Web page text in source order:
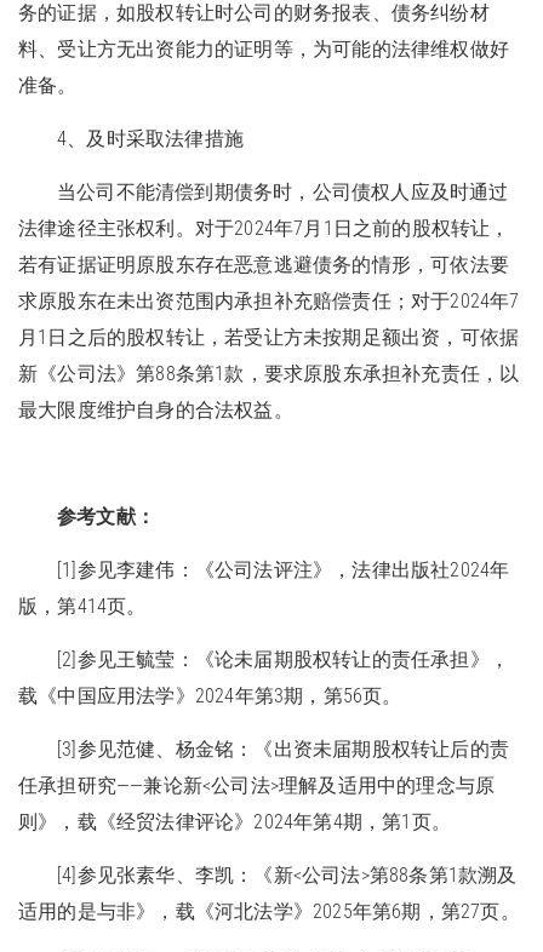
务的证据，如股权转让时公司的财务报表、债务纠纷材
料、受让方无出资能力的证明等，为可能的法律维权做好
准备。
4、及时采取法律措施
当公司不能清偿到期债务时，公司债权人应及时通过
法律途径主张权利。对于2024年7月1日之前的股权转让，
若有证据证明原股东存在恶意逃避债务的情形，可依法要
求原股东在未出资范围内承担补充赔偿责任；对于2024年7
月1日之后的股权转让，若受让方未按期足额出资，可依据
新《公司法》第88条第1款，要求原股东承担补充责任，以
最大限度维护自身的合法权益。
参考文献：
[1]参见李建伟：《公司法评注》，法律出版社2024年
版，第414页。
[2]参见王毓莹：《论未届期股权转让的责任承担》，
载《中国应用法学》2024年第3期，第56页。
[3]参见范健、杨金铭：《出资未届期股权转让后的责
任承担研究——兼论新<公司法>理解及适用中的理念与原
则》，载《经贸法律评论》2024年第4期，第1页。
[4]参见张素华、李凯：《新<公司法>第88条第1款溯及
适用的是与非》，载《河北法学》2025年第6期，第27页。